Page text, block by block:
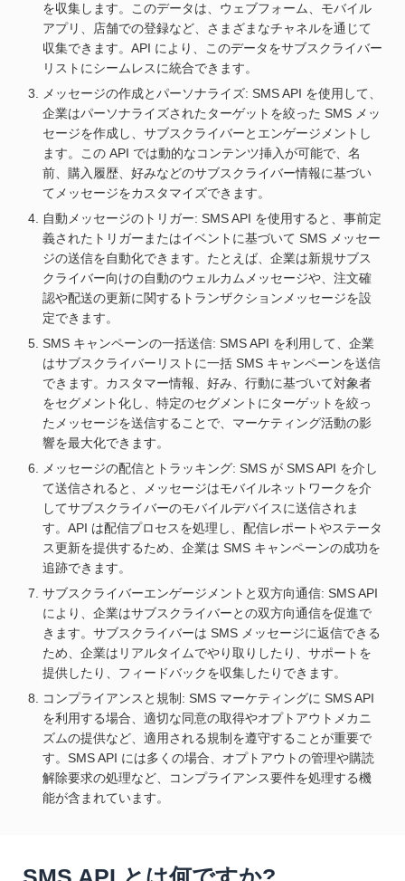
を収集します。このデータは、ウェブフォーム、モバイル
アプリ、店舗での登録など、さまざまなチャネルを通じて
収集できます。API により、このデータをサブスクライバー
リストにシームレスに統合できます。
メッセージの作成とパーソナライズ: SMS API を使用して、
企業はパーソナライズされたターゲットを絞った SMS メッ
セージを作成し、サブスクライバーとエンゲージメントし
ます。この API では動的なコンテンツ挿入が可能で、名
前、購入履歴、好みなどのサブスクライバー情報に基づい
てメッセージをカスタマイズできます。
自動メッセージのトリガー: SMS API を使用すると、事前定
義されたトリガーまたはイベントに基づいて SMS メッセー
ジの送信を自動化できます。たとえば、企業は新規サブス
クライバー向けの自動のウェルカムメッセージや、注文確
認や配送の更新に関するトランザクションメッセージを設
定できます。
SMS キャンペーンの一括送信: SMS API を利用して、企業
はサブスクライバーリストに一括 SMS キャンペーンを送信
できます。カスタマー情報、好み、行動に基づいて対象者
をセグメント化し、特定のセグメントにターゲットを絞っ
たメッセージを送信することで、マーケティング活動の影
響を最大化できます。
メッセージの配信とトラッキング: SMS が SMS API を介し
て送信されると、メッセージはモバイルネットワークを介
してサブスクライバーのモバイルデバイスに送信されま
す。API は配信プロセスを処理し、配信レポートやステータ
ス更新を提供するため、企業は SMS キャンペーンの成功を
追跡できます。
サブスクライバーエンゲージメントと双方向通信: SMS API
により、企業はサブスクライバーとの双方向通信を促進で
きます。サブスクライバーは SMS メッセージに返信できる
ため、企業はリアルタイムでやり取りしたり、サポートを
提供したり、フィードバックを収集したりできます。
コンプライアンスと規制: SMS マーケティングに SMS API
を利用する場合、適切な同意の取得やオプトアウトメカニ
ズムの提供など、適用される規制を遵守することが重要で
す。SMS API には多くの場合、オプトアウトの管理や購読
解除要求の処理など、コンプライアンス要件を処理する機
能が含まれています。